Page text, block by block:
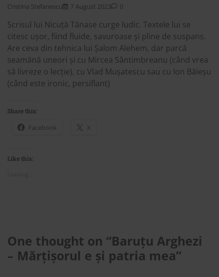
Cristina Stefanescu 7 August 2023 0
Scrisul lui Nicuță Tănase curge ludic. Textele lui se
citesc ușor, fiind fluide, savuroase și pline de suspans.
Are ceva din tehnica lui Șalom Alehem, dar parcă
seamănă uneori și cu Mircea Sântimbreanu (când vrea
să livreze o lecție), cu Vlad Mușatescu sau cu Ion Băieșu
(când este ironic, persiflant)
Share this:
Facebook X
Like this:
One thought on “Baruțu Arghezi
– Mărțișorul e și patria mea”